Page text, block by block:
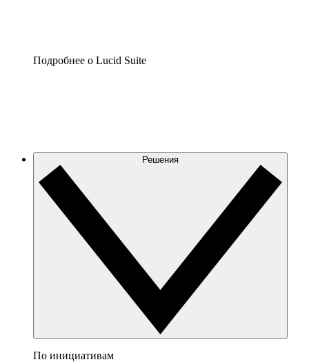
Подробнее о Lucid Suite
Решения
По инициативам